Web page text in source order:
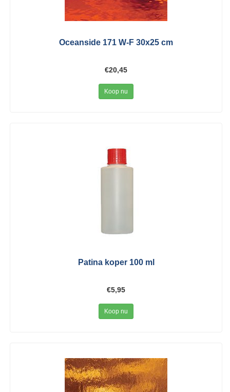
Oceanside 171 W-F 30x25 cm
€20,45
Koop nu
Patina koper 100 ml
€5,95
Koop nu